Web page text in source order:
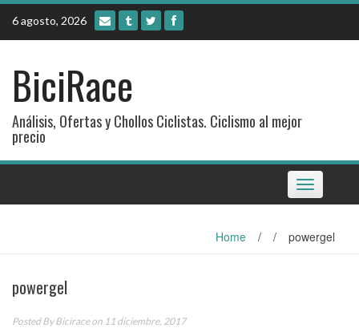
Skip
content
6 agosto, 2026
BiciRace
Análisis, Ofertas y Chollos Ciclistas. Ciclismo al mejor
precio
Toggle
navigation
Home / / powergel
powergel
Posted ByBiciraceon 11 diciembre, 2017